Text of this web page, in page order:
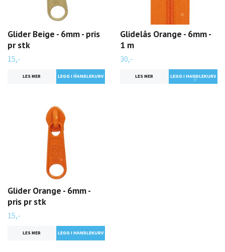
Glider Beige - 6mm - pris
pr stk
15,-
LES MER
Glidelås Orange - 6mm -
1 m
30,-
LES MER
Glider Orange - 6mm -
pris pr stk
15,-
LES MER